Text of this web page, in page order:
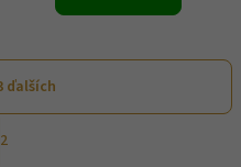
ďalších
2